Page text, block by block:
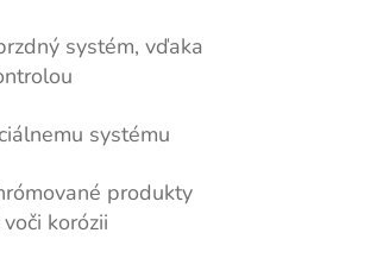
systém, vďaka
systému
produkty
korózii